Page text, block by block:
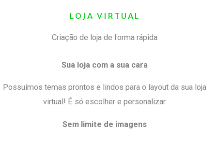
LOJA VIRTUAL
Criação de loja de forma rápida
Sua loja com a sua cara
Possuímos temas prontos e lindos para o layout da sua loja
virtual! É só escolher e personalizar.
Sem limite de imagens